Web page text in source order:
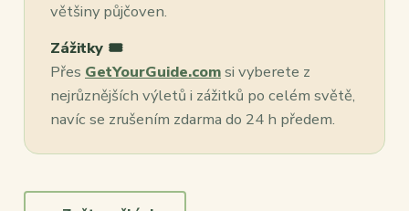
většiny půjčoven.
Zážitky 🎟️
Přes GetYourGuide.comsi vyberete z
nejrůznějších výletů i zážitků po celém světě,
navíc se zrušením zdarma do 24 h předem.